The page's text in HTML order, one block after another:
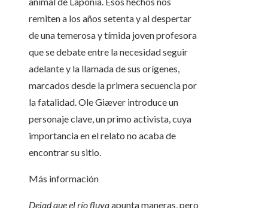
remiten a los años setenta y al despertar
de una temerosa y tímida joven profesora
que se debate entre la necesidad seguir
adelante y la llamada de sus orígenes,
marcados desde la primera secuencia por
la fatalidad. Ole Giæver introduce un
personaje clave, un primo activista, cuya
importancia en el relato no acaba de
encontrar su sitio.
Más información
Dejad que el río fluyaapunta maneras, pero